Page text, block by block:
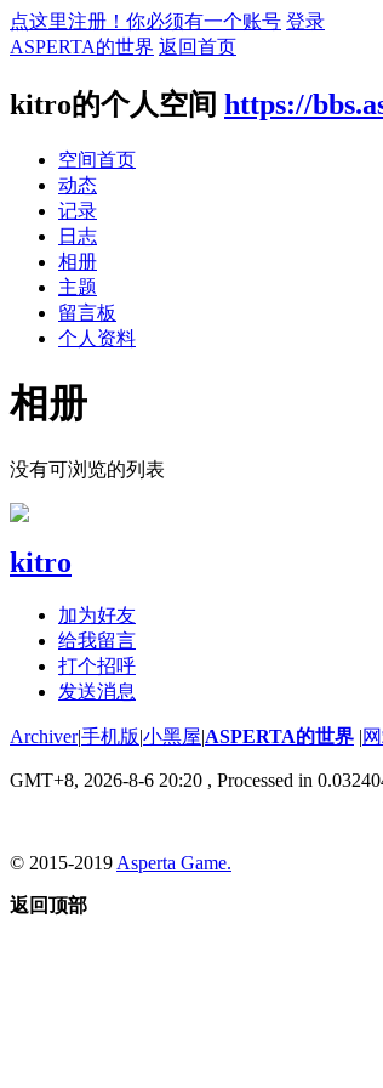
点这里注册！你必须有一个账号 登录
ASPERTA的世界 返回首页
kitro的个人空间 https://
空间首页
动态
记录
日志
相册
主题
留言板
个人资料
相册
没有可浏览的列表
kitro
加为好友
给我留言
打个招呼
发送消息
Archiver|手机版|小黑屋|ASPERTA的世界 |
GMT+8, 2026-8-6 20:20 , Processed in
© 2015-2019 Asperta Game.
返回顶部